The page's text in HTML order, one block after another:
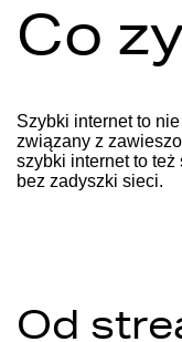
Co
Szybki internet to
związany z
szybki internet to też
bez zadyszki sieci.
Od